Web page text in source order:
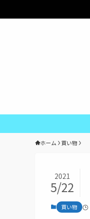
ホーム 買い物
2021
5/22
買い物